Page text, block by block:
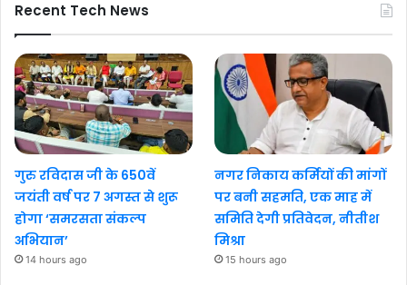
Recent Tech News
गुरु रविदास जी के 650वें
जयंती वर्ष पर 7 अगस्त से शुरू
होगा ‘समरसता संकल्प
अभियान’
14 hours ago
नगर निकाय कर्मियों की मांगों
पर बनी सहमति, एक माह में
समिति देगी प्रतिवेदन, नीतीश
मिश्रा
15 hours ago